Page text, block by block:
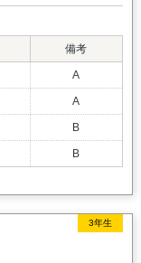
備考
A
A
B
B
3年生